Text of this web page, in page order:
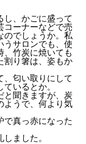
し、かごに盛って
コーナーなどで売
のでしょうか。私
うサロンでも、使
、竹炭に焼いても
割り箸は、姿もか
、匂い取りにして
いるとか。
と聞きますが、炭
ようで、何より気
で真っ赤になった
ました。